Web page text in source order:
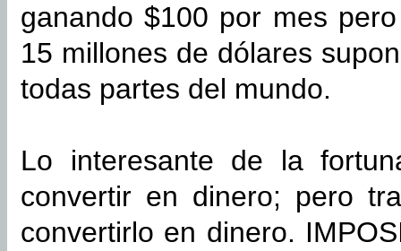
ganando $100 por mes
15 millones de dólares
todas partes del mundo.
Lo interesante de la
convertir en dinero; pero
convertirlo en dinero.